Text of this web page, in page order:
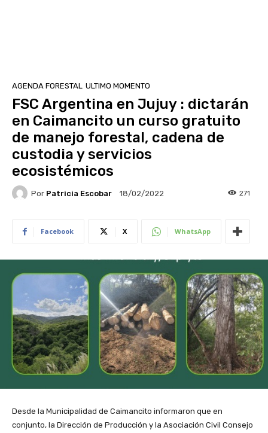
AGENDA FORESTAL ULTIMO MOMENTO
FSC Argentina en Jujuy : dictarán
en Caimancito un curso gratuito
de manejo forestal, cadena de
custodia y servicios
ecosistémicos
Por Patricia Escobar 18/02/2022 271
Facebook X WhatsApp
Desde la Municipalidad de Caimancito informaron que en
conjunto, la Dirección de Producción y la Asociación Civil Consejo